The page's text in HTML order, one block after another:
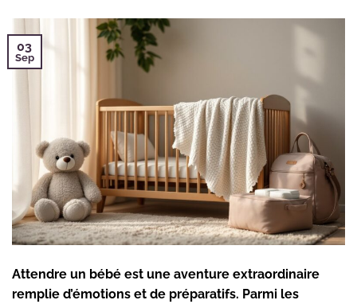
03
Sep
Attendre un bébé est une aventure extraordinaire
remplie d’émotions et de préparatifs. Parmi les